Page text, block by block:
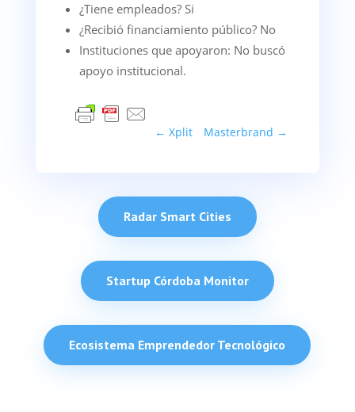
¿Tiene empleados? Si
¿Recibió financiamiento público? No
Instituciones que apoyaron: No buscó
apoyo institucional.
← Xplit Masterbrand →
Radar Smart Cities
Startup Córdoba Monitor
Ecosistema Emprendedor Tecnológico